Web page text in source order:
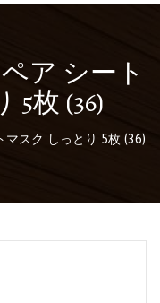
ア シート
5枚 (36)
マスク しっとり 5枚 (36)